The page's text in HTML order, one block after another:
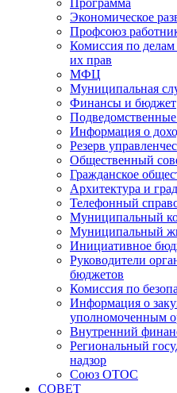
Программа
Экономическое
Профсоюз
Комиссия по
их прав
МФЦ
Муниципальная
Финансы и бюджет
Информация о
Резерв
Общественный
Гражданское
Архитектура и
Телефонный
Муниципальный
Муниципальный
Инициативное
Руководители
бюджетов
Комиссия по
Информация о
уполномоченным
Внутренний
Региональный
надзор
Союз ОТОС
СОВЕТ